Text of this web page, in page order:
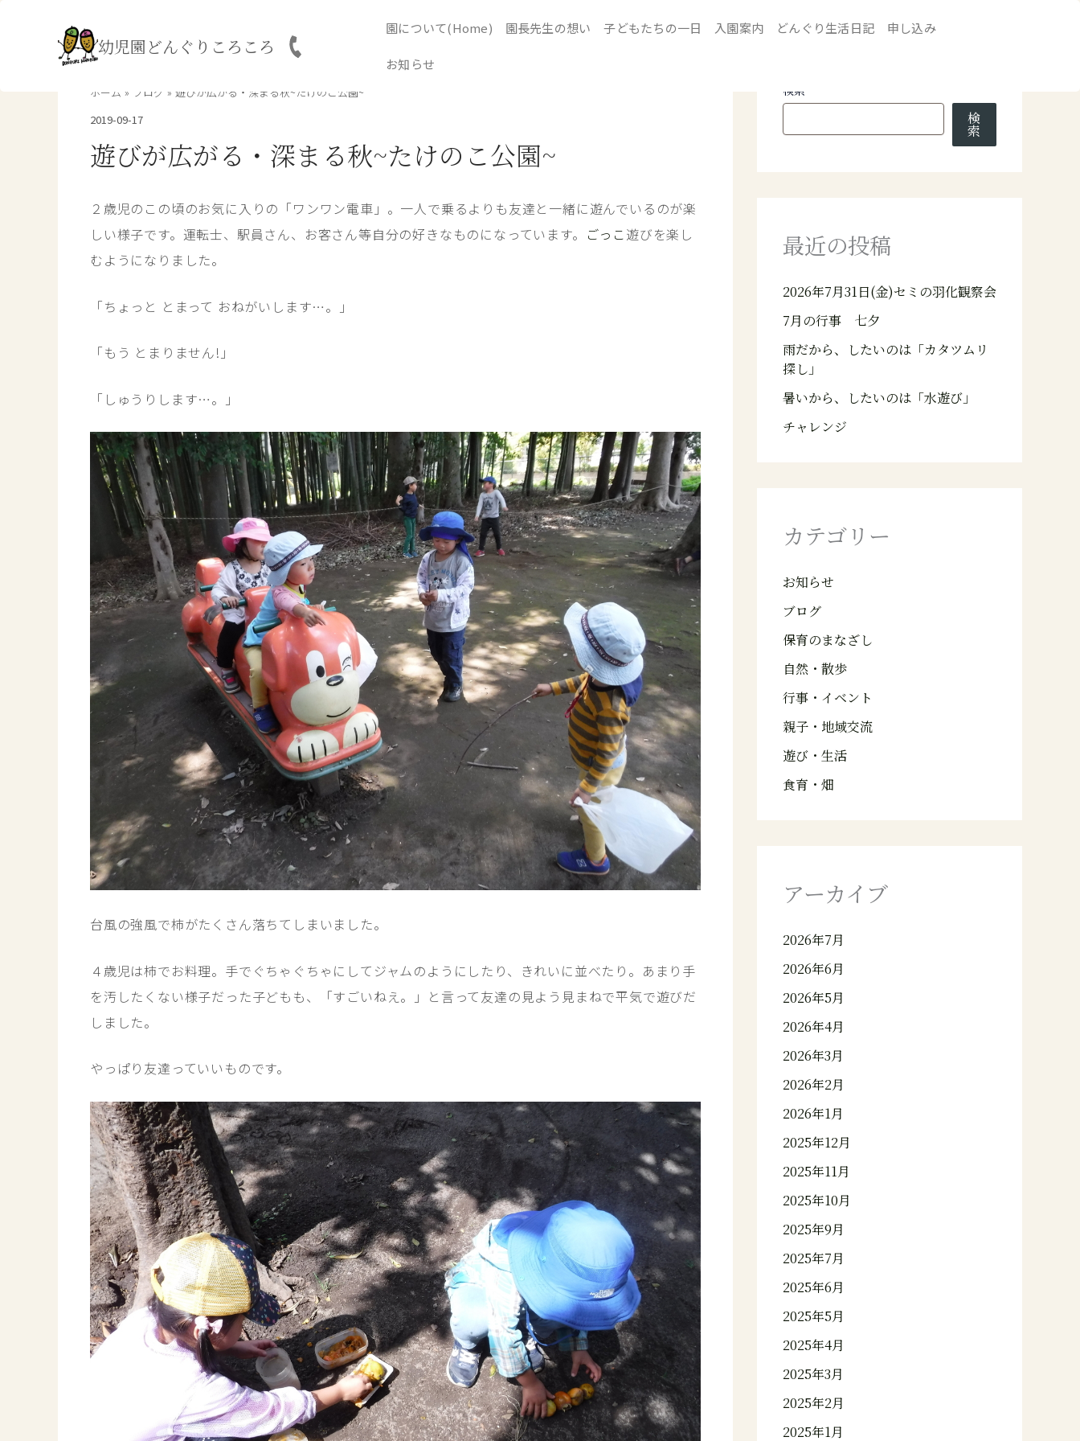
幼児園どんぐりころころ
園について(Home) 園長先生の想い 子どもたちの一日 入園案内 どんぐり生活日記 申し込み
お知らせ
ホーム ブログ
遊びが広がる・深まる秋~たけのこ公園~
2019-09-17
遊びが広がる・深まる秋~たけのこ公園~
２歳児のこの頃のお気に入りの「ワンワン電車」。一人で乗るよりも友達と一緒に遊んでいるのが楽
しい様子です。運転士、駅員さん、お客さん等自分の好きなものになっています。 ごっこ遊びを楽し
むようになりました。
「ちょっと とまって おねがいします…。」
「もう とまりません!」
「しゅうりします…。」
台風の強風で柿がたくさん落ちてしまいました。
４歳児は柿でお料理。手でぐちゃぐちゃにしてジャムのようにしたり、きれいに並べたり。あまり手
を汚したくない様子だった子どもも、「すごいねえ。」と言って友達の見よう見まねで平気で遊びだ
しました。
やっぱり友達っていいものです。
検索
検
索
最近の投稿
2026年7月31日(金)セミの羽化観察会
7月の行事 七夕
雨だから、したいのは「カタツムリ
探し」
暑いから、したいのは「水遊び」
チャレンジ
カテゴリー
お知らせ
ブログ
保育のまなざし
自然・散歩
行事・イベント
親子・地域交流
遊び・生活
食育・畑
アーカイブ
2026年7月
2026年6月
2026年5月
2026年4月
2026年3月
2026年2月
2026年1月
2025年12月
2025年11月
2025年10月
2025年9月
2025年7月
2025年6月
2025年5月
2025年4月
2025年3月
2025年2月
2025年1月